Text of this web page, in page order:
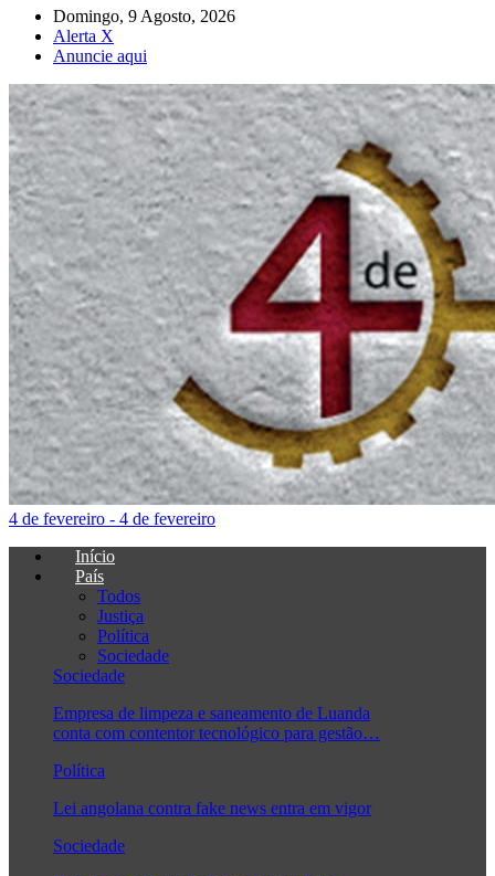
Domingo, 9 Agosto, 2026
Alerta X
Anuncie aqui
4 de fevereiro - 4 de fevereiro
Início
País
Todos
Justiça
Política
Sociedade
Sociedade
Empresa de limpeza e saneamento de Luanda
conta com contentor tecnológico para gestão…
Política
Lei angolana contra fake news entra em vigor
Sociedade